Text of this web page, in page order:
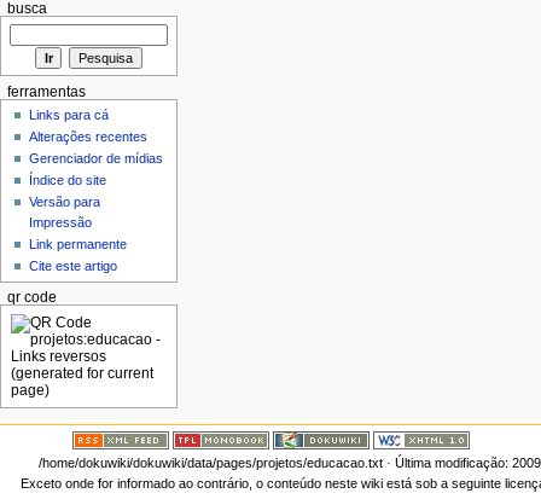
busca
ferramentas
Links para cá
Alterações recentes
Gerenciador de mídias
Índice do site
Versão para
Impressão
Link permanente
Cite este artigo
qr code
/home/dokuwiki/dokuwiki/data/pages/projetos/educacao.txt· Última modificação:
Exceto onde for informado ao contrário, o conteúdo neste wiki está sob a seguinte